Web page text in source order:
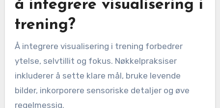
idrettsutøvere å finjustere sine mentale bilder.
Denne iterative prosessen tillater justeringer i
visualiseringsstrategiene, slik at de bedre
samsvarer med personlige mål og
ytelsesmålinger. Som et resultat kan
idrettsutøvere utvikle større selvtillit og fokus,
noe som til slutt forbedrer deres totale ytelse.